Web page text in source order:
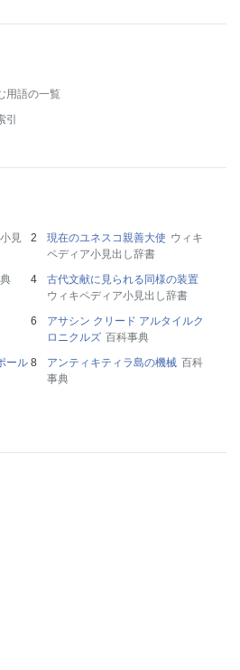
用語の一覧
見
現在のユネスコ親善大使 ウィキ
ペディア小見出し辞書
古代文献に見られる同様の装置
ウィキペディア小見出し辞書
アサシン クリード アルタイルク
ロニクルズ 百科事典
ール
アンティキティラ島の機械 百科
事典